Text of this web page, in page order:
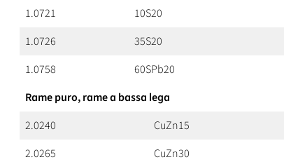
1.0721
10S20
1.0726
35S20
1.0758
60SPb20
Rame puro, rame a bassa lega
2.0240
CuZn15
2.0265
CuZn30